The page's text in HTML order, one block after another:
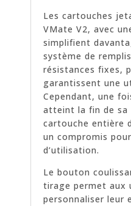
Les cartouches
VMate V2, avec
simplifient
système de
résistances fixes,
garantissent une
Cependant, une
atteint la fin de sa
cartouche entière
un compromis
d’utilisation.
Le bouton
tirage permet aux
personnaliser leur